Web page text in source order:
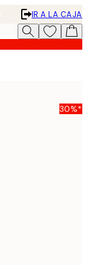
IR A LA CAJA
30%*